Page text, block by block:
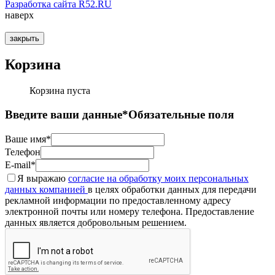
Разработка сайта R52.RU
наверх
закрыть
Корзина
Корзина пуста
Введите ваши данные*Обязательные поля
Ваше имя*
Телефон
E-mail*
Я выражаю согласие на обработку моих персональных
данных компанией в целях обработки данных для передачи
рекламной информации по предоставленному адресу
электронной почты или номеру телефона. Предоставление
данных является добровольным решением.